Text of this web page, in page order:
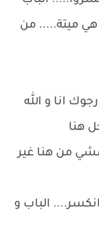
ميتة..... من
انا و الله
هنا
من هنا غير
الباب و